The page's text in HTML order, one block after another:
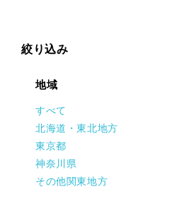
絞り込み
地域
すべて
北海道・東北地方
東京都
神奈川県
その他関東地方